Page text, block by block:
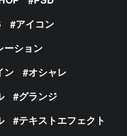
アイコン
ーション
ン
オシャレ
グランジ
テキストエフェクト